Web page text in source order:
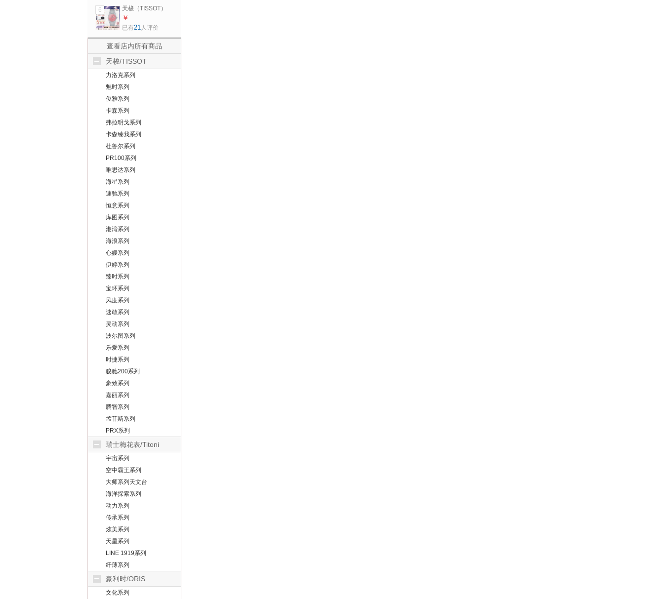
T120.417.11.041.01
6
天梭（TISSOT）
【七夕礼物】PRX
级玩家系列石英女
表 虞书欣同款 樱花
粉石英款
T137.210.11.331.00
￥
已有21人评价
查看店内所有商品
天梭/TISSOT
力洛克系列
魅时系列
俊雅系列
卡森系列
弗拉明戈系列
卡森臻我系列
杜鲁尔系列
PR100系列
唯思达系列
海星系列
速驰系列
恒意系列
库图系列
港湾系列
海浪系列
心媛系列
伊婷系列
臻时系列
宝环系列
风度系列
速敢系列
灵动系列
波尔图系列
乐爱系列
时捷系列
骏驰200系列
豪致系列
嘉丽系列
腾智系列
孟菲斯系列
PRX系列
瑞士梅花表/Titoni
宇宙系列
空中霸王系列
大师系列天文台
海洋探索系列
动力系列
传承系列
炫美系列
天星系列
LINE 1919系列
纤薄系列
豪利时/ORIS
文化系列